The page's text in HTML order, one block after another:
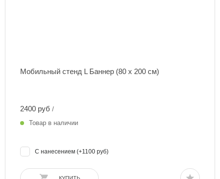
Мобильный стенд L Баннер (80 х 200 см)
2400 руб /
Товар в наличии
С нанесением (+1100 руб)
КУПИТЬ